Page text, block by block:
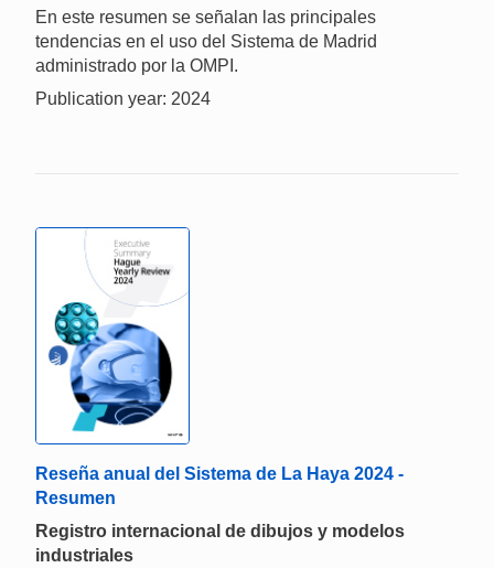
En este resumen se señalan las principales
tendencias en el uso del Sistema de Madrid
administrado por la OMPI.
Publication year: 2024
Reseña anual del Sistema de La Haya 2024 -
Resumen
Registro internacional de dibujos y modelos
industriales